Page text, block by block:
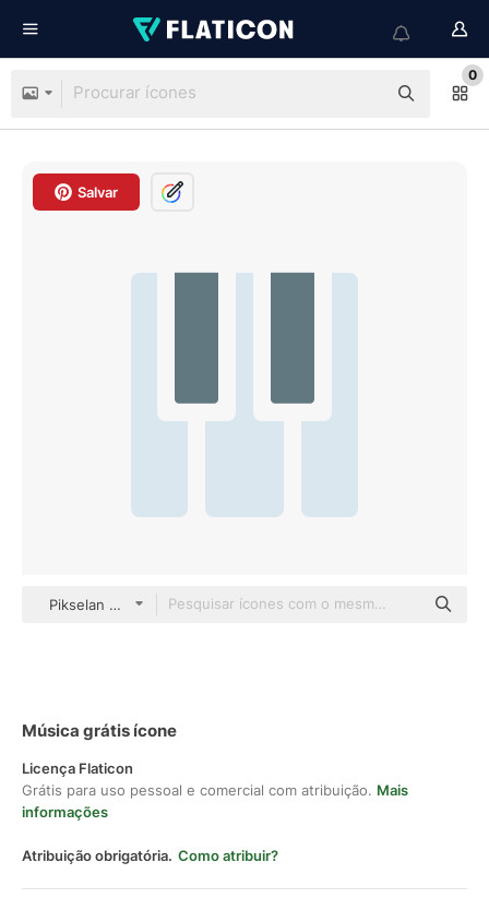
0
Salvar
Pikselan Others
Música grátis ícone
Licença Flaticon
Grátis para uso pessoal e comercial com atribuição. Mais
informações
Atribuição obrigatória. Como atribuir?